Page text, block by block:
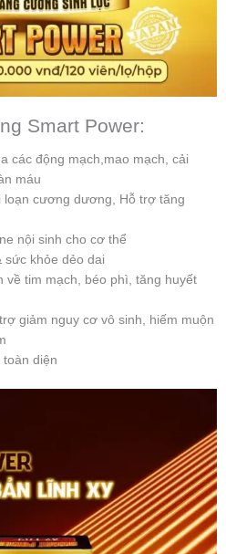
Smart Power:
các động mạch,mao mạch, cải
máu
loạn cương dương, Hỗ trợ tăng
nội sinh cho cơ thể
sức khỏe dẻo dai
về tim mạch, béo phì, tăng huyết
giảm nguy cơ vô sinh, hiếm muộn
diện